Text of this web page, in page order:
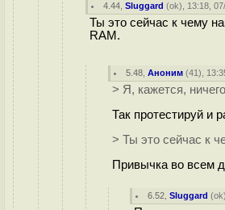
4.44 ,Sluggard (ok), 13:18,
Ты это сейчас к чему
RAM.
5.48 ,Аноним (41),
> Я, кажется,
Так протестируй и
> Ты это сейчас к
Привычка во всем
6.52 ,Sluggard (ok